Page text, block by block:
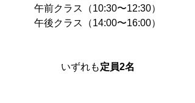
午前クラス（10:30〜12:30）
午後クラス（14:00〜16:00）
いずれも定員2名